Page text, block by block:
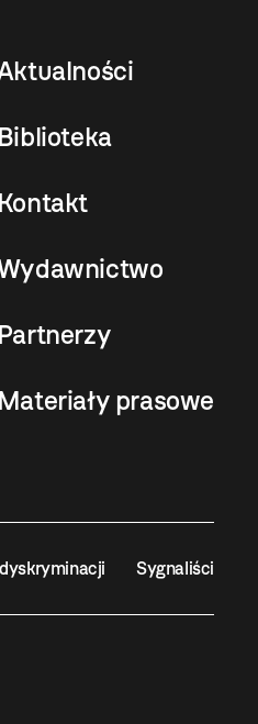
Biblioteka
Kontakt
Partnerzy
Materiały prasowe
Sygnaliści